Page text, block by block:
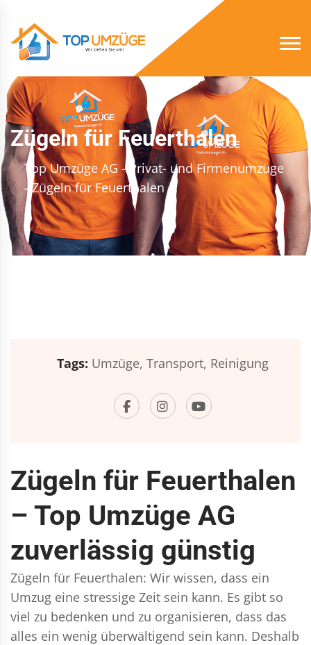
Zügeln für Feuerthalen
Top Umzüge AG - Privat- und Firmenumzüge
- Zügeln für Feuerthalen
Tags: Umzüge, Transport, Reinigung
Zügeln für Feuerthalen
– Top Umzüge AG
zuverlässig günstig
Zügeln für Feuerthalen: Wir wissen, dass ein
Umzug eine stressige Zeit sein kann. Es gibt so
viel zu bedenken und zu organisieren, dass das
alles ein wenig überwältigend sein kann. Deshalb